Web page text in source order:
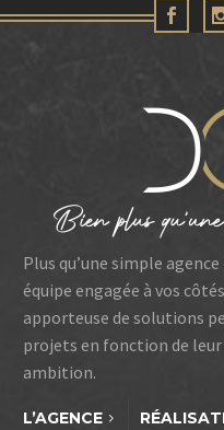
FÉDÉRATION
IMMOBILIER –
Plus qu’une simple
équipe engagée à vos
apporteuse de solutions
projets en fonction de
ambition.
L’AGENCE